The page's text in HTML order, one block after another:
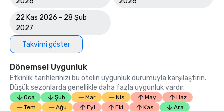
22 Kas 2026 - 28 Şub
2027
Takvimi göster
Dönemsel Uygunluk
Etkinlik tarihlerinizi bu otelin uygunluk durumuyla karşılaştırın.
Düşük sezonlarda genellikle daha fazla uygunluk vardır.
Oca Şub Mar Nis May
Haz
Tem
Ağu Eyl Eki Kas Ara